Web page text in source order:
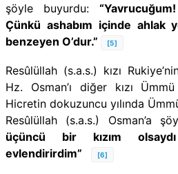
şöyle buyurdu:
Çünkü ashabım içinde ahlak
benzeyen O’dur.”
[5]
Resûlüllah (s.a.s.) kızı
Hz. Osman’ı diğer kızı
Hicretin dokuzuncu yılında
Resûlüllah (s.a.s.) Osman’a
üçüncü bir kızım
evlendirirdim”
[6]